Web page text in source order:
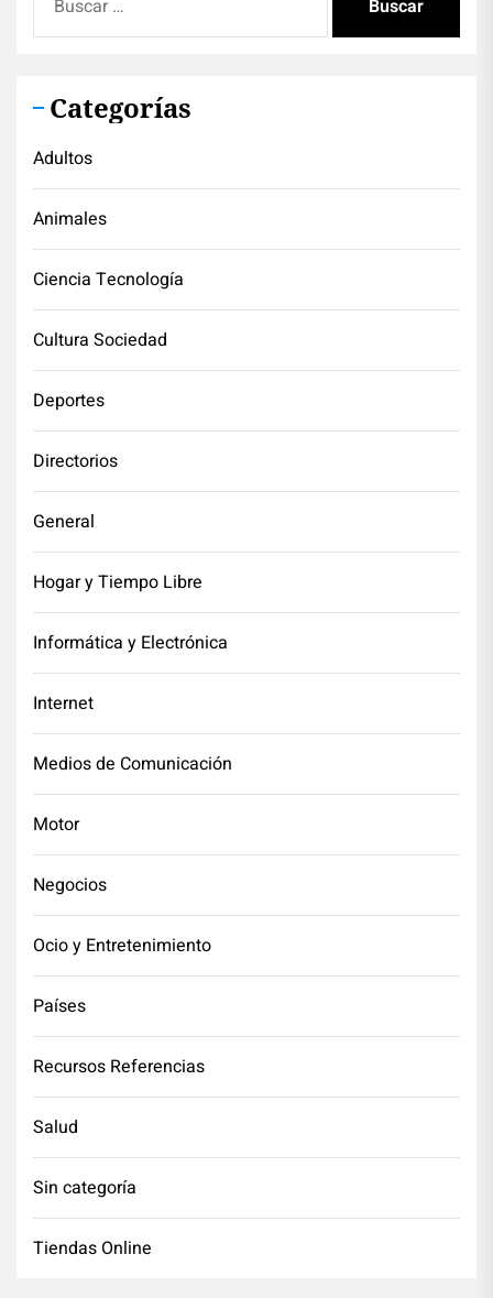
Categorías
Adultos
Animales
Ciencia Tecnología
Cultura Sociedad
Deportes
Directorios
General
Hogar y Tiempo Libre
Informática y Electrónica
Internet
Medios de Comunicación
Motor
Negocios
Ocio y Entretenimiento
Países
Recursos Referencias
Salud
Sin categoría
Tiendas Online